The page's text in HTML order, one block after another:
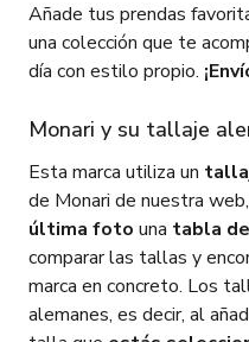
Añade tus prendas
una colección que te
día con estilo propio.
Monari y su tallaje
Esta marca utiliza un
de Monari de nuestra
última foto una tabla
comparar las tallas y
marca en concreto. Los
alemanes, es decir, al